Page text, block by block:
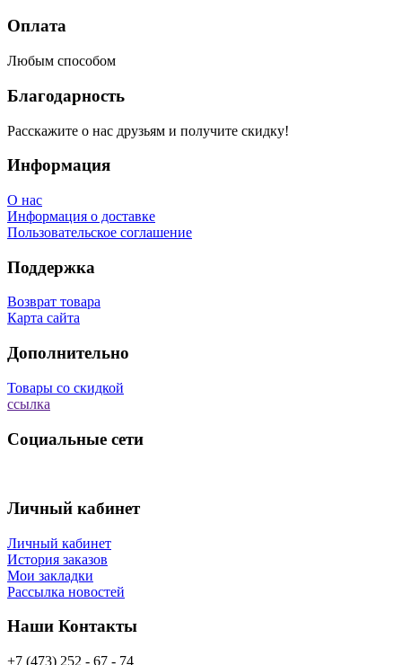
Оплата
Любым способом
Благодарность
Расскажите о нас друзьям и получите скидку!
Информация
О нас
Информация о доставке
Пользовательское соглашение
Поддержка
Возврат товара
Карта сайта
Дополнительно
Товары со скидкой
ссылка
Социальные сети
Личный кабинет
Личный кабинет
История заказов
Мои закладки
Рассылка новостей
Наши Контакты
+7 (473) 252 - 67 - 74